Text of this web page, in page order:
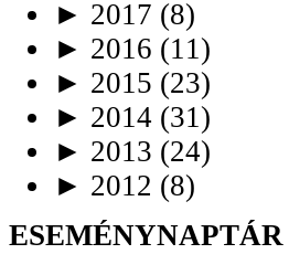
► 2017 (8)
► 2016 (11)
► 2015 (23)
► 2014 (31)
► 2013 (24)
► 2012 (8)
ESEMÉNYNAPTÁR